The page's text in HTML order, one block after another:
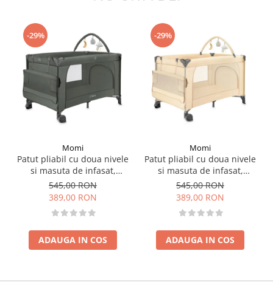
-29%
Momi
Patut pliabil cu doua nivele
si masuta de infasat,
60x120 cm, Momi, Belove
Plus - Green
545,00 RON
389,00 RON
ADAUGA IN COS
-29%
Momi
Patut pliabil cu doua nivele
si masuta de infasat,
60x120 cm, Momi, Belove
Plus -Beige
545,00 RON
389,00 RON
ADAUGA IN COS